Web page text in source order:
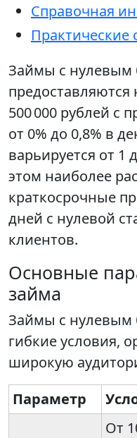
Справочная
Займы с нулевым
500 000 рублей с
от 0% до 0,8% в
варьируется от 1
этом наиболее
краткосрочные
дней с нулевой
клиентов.
Основные
займа
Займы с нулевым
гибкие условия,
широкую
Параметр
От